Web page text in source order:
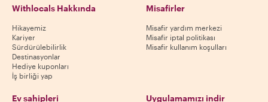
Withlocals Hakkında
Hikayemiz
Kariyer
Sürdürülebilirlik
Destinasyonlar
Hediye kuponları
İş birliği yap
Misafirler
Misafir yardım merkezi
Misafir iptal politikası
Misafir kullanım koşulları
Ev sahipleri Uygulamamızı indir